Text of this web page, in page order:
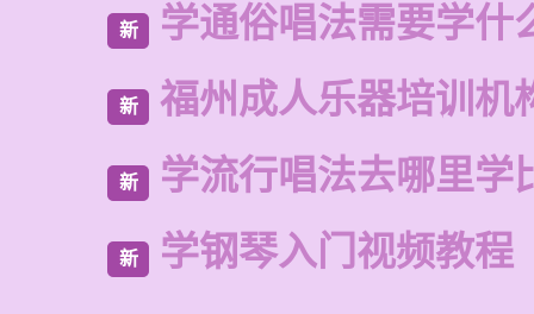
新 学通俗唱法需要学什
新 福州成人乐器培训机
新 学流行唱法去哪里学
新 学钢琴入门视频教程